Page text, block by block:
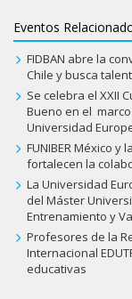
Eventos
FIDBAN abre la
Chile y busca
Se celebra el XXII
Bueno en el marco
Universidad
FUNIBER México
fortalecen la
La Universidad
del Máster
Entrenamiento y
Profesores de la
Internacional
educativas